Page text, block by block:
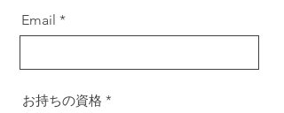
Email
お持ちの資格 *